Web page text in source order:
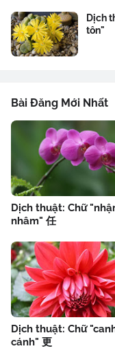
Dịch
tôn"
Bài Đăng Mới Nhất
Dịch thuật: Chữ
nhâm" 任
Dịch thuật: Chữ
cánh" 更